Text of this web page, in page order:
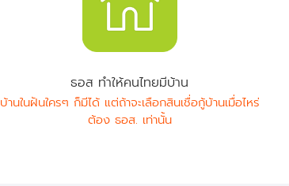
ธอส ทำให้คนไทยมีบ้าน
บ้านในฝันใครๆ ก็มีได้ แต่ถ้าจะเลือกสินเชื่อกู้บ้านเมื่อไหร่
ต้อง ธอส. เท่านั้น